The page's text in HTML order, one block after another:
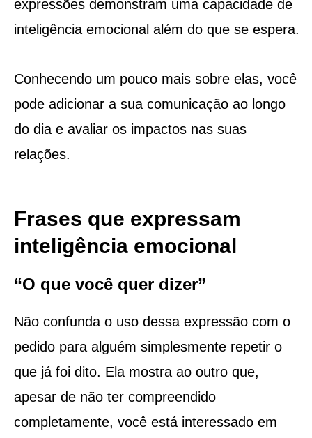
expressões demonstram uma capacidade de
inteligência emocional além do que se espera.
Conhecendo um pouco mais sobre elas, você
pode adicionar a sua comunicação ao longo
do dia e avaliar os impactos nas suas
relações.
Frases que expressam
inteligência emocional
“O que você quer dizer”
Não confunda o uso dessa expressão com o
pedido para alguém simplesmente repetir o
que já foi dito. Ela mostra ao outro que,
apesar de não ter compreendido
completamente, você está interessado em